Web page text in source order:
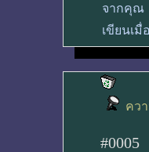
จากคุณ
เขียนเมื่อ
คว
#0005